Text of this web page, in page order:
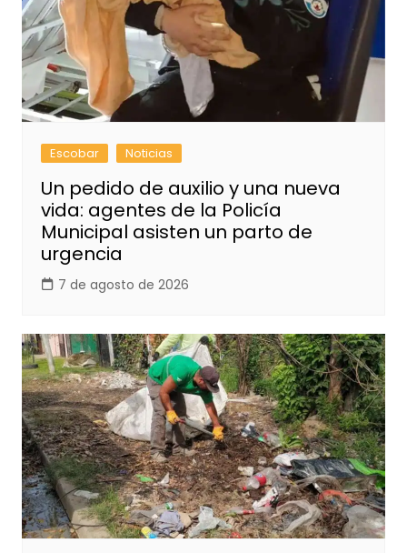
Escobar Noticias
Un pedido de auxilio y una nueva
vida: agentes de la Policía
Municipal asisten un parto de
urgencia
7 de agosto de 2026